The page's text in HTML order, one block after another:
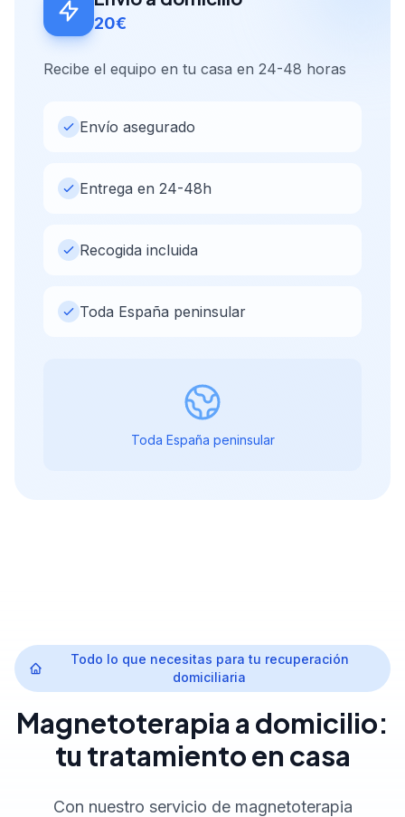
20€
Recibe el equipo en tu casa en 24-48 horas
Envío asegurado
Entrega en 24-48h
Recogida incluida
Toda España peninsular
Toda España peninsular
Todo lo que necesitas para tu recuperación
domiciliaria
Magnetoterapia a domicilio:
tu tratamiento en casa
Con nuestro servicio de magnetoterapia